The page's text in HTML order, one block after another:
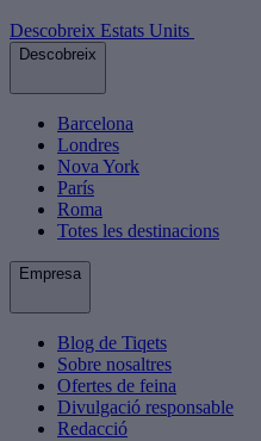
Descobreix Estats Units
Descobreix
Barcelona
Londres
Nova York
París
Roma
Totes les destinacions
Empresa
Blog de Tiqets
Sobre nosaltres
Ofertes de feina
Divulgació responsable
Redacció